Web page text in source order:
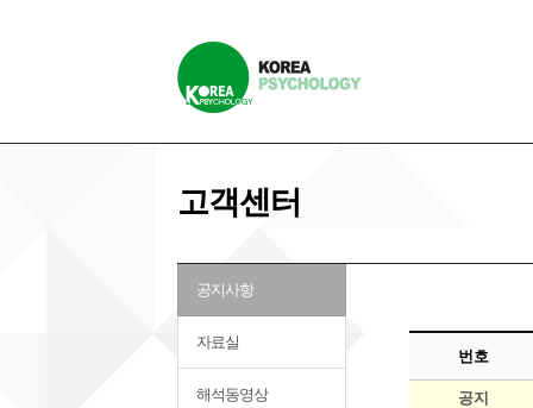
고객센터
공지사항
자료실
해석동영상
번호
공지